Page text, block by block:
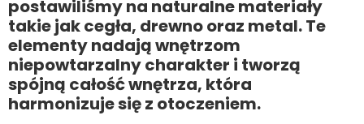
postawiliśmy na naturalne materiały
takie jak cegła, drewno oraz metal. Te
elementy nadają wnętrzom
niepowtarzalny charakter i tworzą
spójną całość wnętrza, która
harmonizuje się z otoczeniem.